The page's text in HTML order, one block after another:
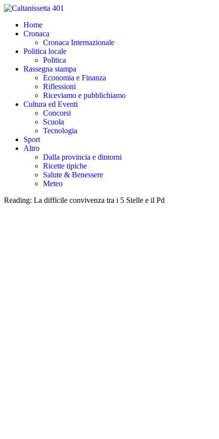
Home
Cronaca
Cronaca Internazionale
Politica locale
Politica
Rassegna stampa
Economia e Finanza
Riflessioni
Riceviamo e pubblichiamo
Cultura ed Eventi
Concorsi
Scuola
Tecnologia
Sport
Altro
Dalla provincia e dintorni
Ricette tipiche
Salute & Benessere
Meteo
Reading: La difficile convivenza tra i 5 Stelle e il Pd